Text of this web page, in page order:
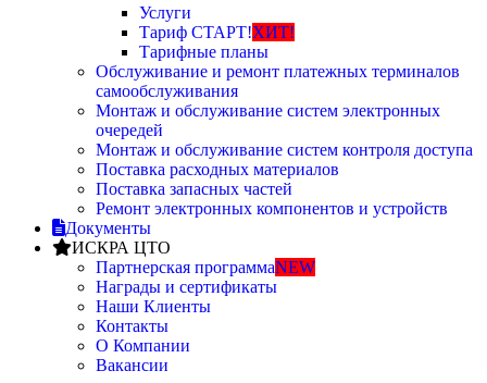
Услуги
Тариф СТАРТ!ХИТ!
Тарифные планы
Обслуживание и ремонт платежных терминалов
самообслуживания
Монтаж и обслуживание систем электронных
очередей
Монтаж и обслуживание систем контроля доступа
Поставка расходных материалов
Поставка запасных частей
Ремонт электронных компонентов и устройств
Документы
ИСКРА ЦТО
Партнерская программаNEW
Награды и сертификаты
Наши Клиенты
Контакты
О Компании
Вакансии